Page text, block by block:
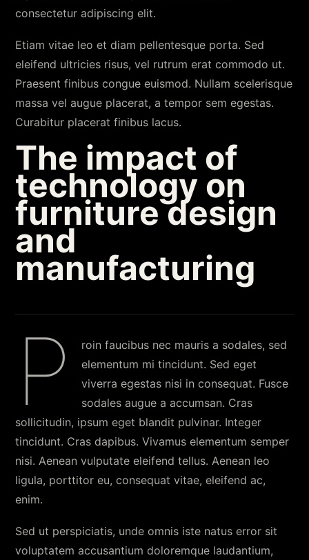
consectetur adipiscing elit.
Etiam vitae leo et diam pellentesque porta. Sed
eleifend ultricies risus, vel rutrum erat commodo ut.
Praesent finibus congue euismod. Nullam scelerisque
massa vel augue placerat, a tempor sem egestas.
Curabitur placerat finibus lacus.
The impact of
technology on
furniture design
and
manufacturing
P
roin faucibus nec mauris a sodales, sed
elementum mi tincidunt. Sed eget
viverra egestas nisi in consequat. Fusce
sodales augue a accumsan. Cras
sollicitudin, ipsum eget blandit pulvinar. Integer
tincidunt. Cras dapibus. Vivamus elementum semper
nisi. Aenean vulputate eleifend tellus. Aenean leo
ligula, porttitor eu, consequat vitae, eleifend ac,
enim.
Sed ut perspiciatis, unde omnis iste natus error sit
voluptatem accusantium doloremque laudantium,